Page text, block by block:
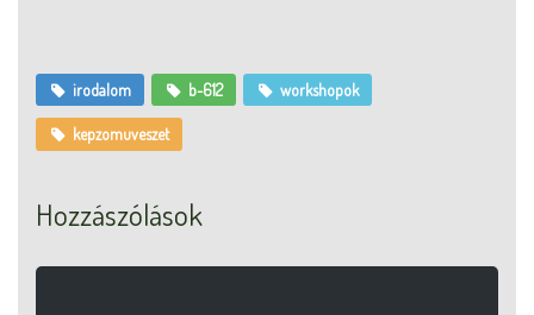
irodalom b-612 workshopok
kepzomuveszet
Hozzászólások